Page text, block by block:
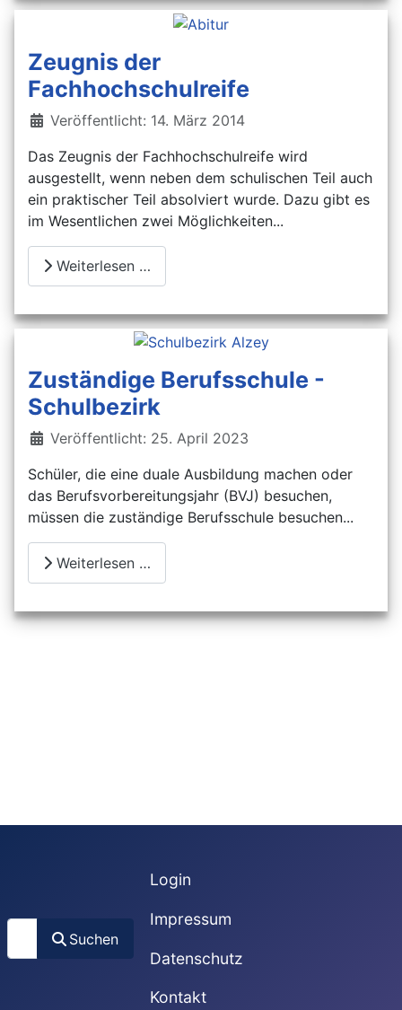
Zeugnis der
Fachhochschulreife
Details
Veröffentlicht: 14. März 2014
Das Zeugnis der Fachhochschulreife wird
ausgestellt, wenn neben dem schulischen Teil auch
ein praktischer Teil absolviert wurde. Dazu gibt es
im Wesentlichen zwei Möglichkeiten...
Weiterlesen …
Zuständige Berufsschule -
Schulbezirk
Details
Veröffentlicht: 25. April 2023
Schüler, die eine duale Ausbildung machen oder
das Berufsvorbereitungsjahr (BVJ) besuchen,
müssen die zuständige Berufsschule besuchen...
Weiterlesen …
Suchen
Suchen
Login
Impressum
Datenschutz
Kontakt